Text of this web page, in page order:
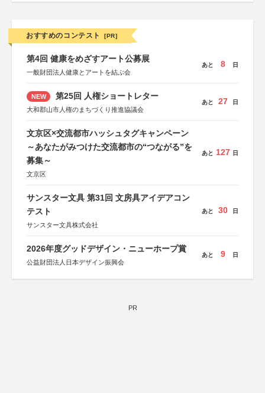
おすすめのコンテスト [PR]
第4回 健康をめざすアート公募展
一般財団法人健康とアートを結ぶ会
あと 8 日
NEW 第25回 人権ショートレター
大和郡山市人権のまちづくり推進協議会
あと 27 日
文京区×交流都市ハッシュタグキャンペーン
～あなたがみつけた交流都市の“つながる”を
募集～
文京区
あと 127 日
サンスター文具 第31回 文房具アイデアコン
テスト
サンスター文具株式会社
あと 30 日
2026年度グッドデザイン・ニューホープ賞
公益財団法人日本デザイン振興会
あと 9 日
PR